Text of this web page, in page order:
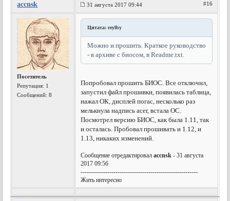
accnsk 31 августа 2017 09:44 #16
Посетитель
Репутация: 1
Сообщений: 8
Цитата: reylby
Можно и прошить. Краткое руководство
- в архиве с биосом, в Readme.txt.
Попробовал прошить БИОС. Все отключил,
запустил файл прошивки, появилась таблица,
нажал ОК, дисплей погас, несколько раз
мелькнула надпись acer, встала ОС.
Посмотрел версию БИОС, как была 1.11, так
и осталась. Пробовал прошивать и 1.12, и
1.13, никаких изменений.
Сообщение отредактировалaccnsk - 31 августа
2017 09:56
---------------------------------------------------------
Жить интересно